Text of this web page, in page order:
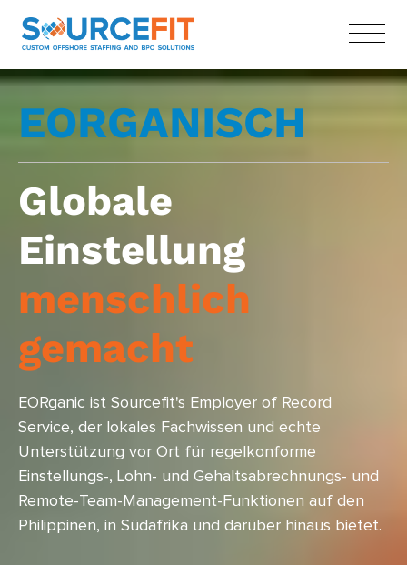
EORGANISCH
Globale
Einstellung
menschlich
gemacht
EORganic ist Sourcefit's Employer of Record
Service, der lokales Fachwissen und echte
Unterstützung vor Ort für regelkonforme
Einstellungs-, Lohn- und Gehaltsabrechnungs- und
Remote-Team-Management-Funktionen auf den
Philippinen, in Südafrika und darüber hinaus bietet.